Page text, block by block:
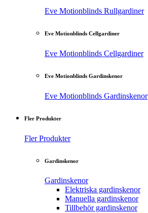
Eve Motionblinds Rullgardiner
Eve Motionblinds Cellgardiner
Eve Motionblinds Cellgardiner
Eve Motionblinds Gardinskenor
Eve Motionblinds Gardinskenor
Fler Produkter
Fler Produkter
Gardinskenor
Gardinskenor
Elektriska gardinskenor
Manuella gardinskenor
Tillbehör gardinskenor